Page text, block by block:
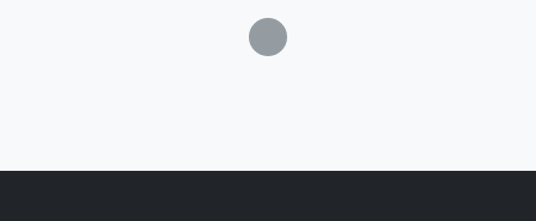
Загрузка...